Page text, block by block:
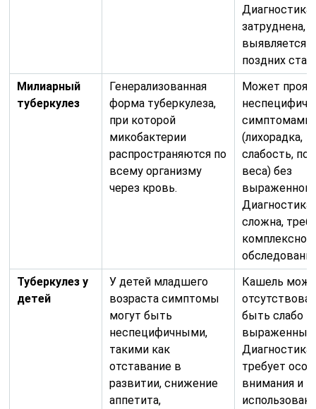
Диагностика
затруднена,
выявляется
поздних
Милиарный
туберкулез
Генерализованная
форма туберкулеза,
при которой
микобактерии
распространяются по
всему организму
через кровь.
Может
симптомами
(лихорадка,
слабость,
веса) без
Диагностика
сложна,
Туберкулез у
детей
У детей младшего
возраста симптомы
могут быть
неспецифичными,
такими как
отставание в
развитии, снижение
аппетита,
Кашель
быть слабо
Диагностика
требует
внимания и